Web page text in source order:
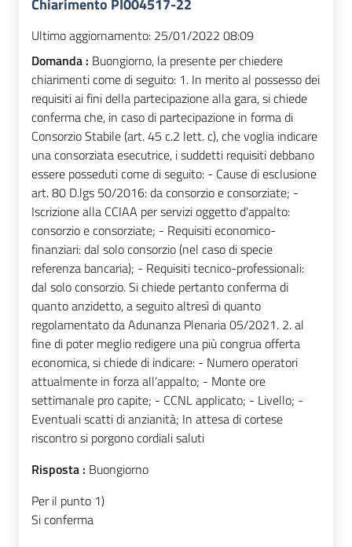
Chiarimento PI004517-22
Ultimo aggiornamento: 25/01/2022 08:09
Domanda : Buongiorno, la presente per chiedere
chiarimenti come di seguito: 1. In merito al possesso dei
requisiti ai fini della partecipazione alla gara, si chiede
conferma che, in caso di partecipazione in forma di
Consorzio Stabile (art. 45 c.2 lett. c), che voglia indicare
una consorziata esecutrice, i suddetti requisiti debbano
essere posseduti come di seguito: - Cause di esclusione
art. 80 D.lgs 50/2016: da consorzio e consorziate; -
Iscrizione alla CCIAA per servizi oggetto d'appalto:
consorzio e consorziate; - Requisiti economico-
finanziari: dal solo consorzio (nel caso di specie
referenza bancaria); - Requisiti tecnico-professionali:
dal solo consorzio. Si chiede pertanto conferma di
quanto anzidetto, a seguito altresì di quanto
regolamentato da Adunanza Plenaria 05/2021. 2. al
fine di poter meglio redigere una più congrua offerta
economica, si chiede di indicare: - Numero operatori
attualmente in forza all’appalto; - Monte ore
settimanale pro capite; - CCNL applicato; - Livello; -
Eventuali scatti di anzianità; In attesa di cortese
riscontro si porgono cordiali saluti
Risposta : Buongiorno
Per il punto 1)
Si conferma